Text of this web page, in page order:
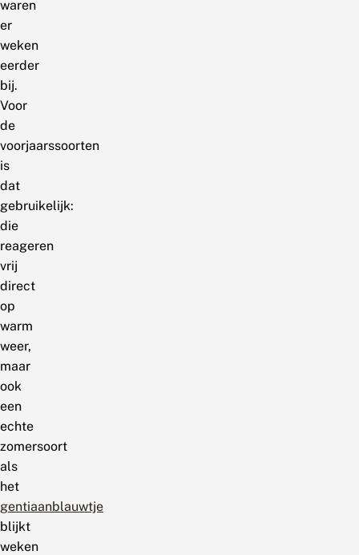
waren
er
weken
eerder
bij.
Voor
de
voorjaarssoorten
is
dat
gebruikelijk:
die
reageren
vrij
direct
op
warm
weer,
maar
ook
een
echte
zomersoort
als
het
gentiaanblauwtje
blijkt
weken